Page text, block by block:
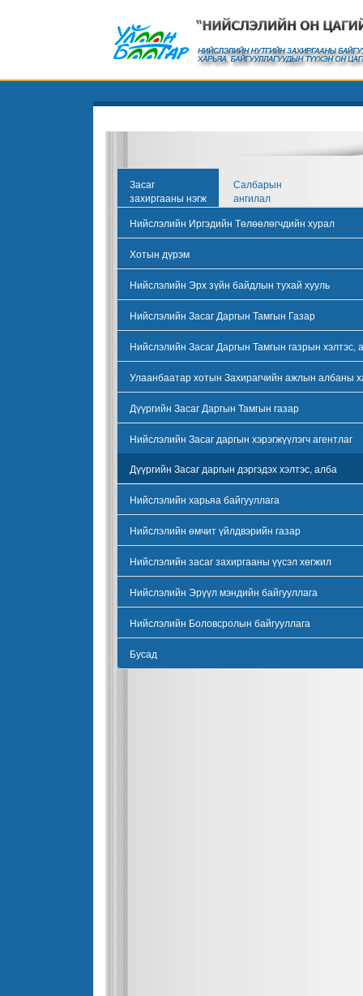
Засаг
захиргааны нэгж
Салбарын
ангилал
Нийслэлийн Иргэдийн Төлөөлөгчдийн хурал
Хотын дүрэм
Нийслэлийн Эрх зүйн байдлын тухай хууль
Нийслэлийн Засаг Даргын Тамгын Газар
Нийслэлийн Засаг Даргын Тамгын газрын хэлтэс,
Улаанбаатар хотын Захирагчийн ажлын албаны
Дүүргийн Засаг Даргын Тамгын газар
Нийслэлийн Засаг даргын хэрэгжүүлэгч агентлаг
Дүүргийн Засаг даргын дэргэдэх хэлтэс, алба
Нийслэлийн харьяа байгууллага
Нийслэлийн өмчит үйлдвэрийн газар
Нийслэлийн засаг захиргааны үүсэл хөгжил
Нийслэлийн Эрүүл мэндийн байгууллага
Нийслэлийн Боловсролын байгууллага
Бусад